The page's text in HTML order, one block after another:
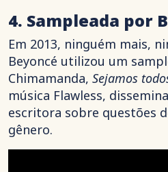
4. Sampleada por
Em 2013, ninguém mais,
Beyoncé utilizou um
Chimamanda, Sejamos
música Flawless,
escritora sobre questões
gênero.